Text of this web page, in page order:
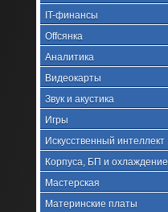
IT-финансы
Offсянка
Аналитика
Видеокарты
Звук и акустика
Игры
Искусственный интеллект
Корпуса, БП и охлаждение
Мастерская
Материнские платы